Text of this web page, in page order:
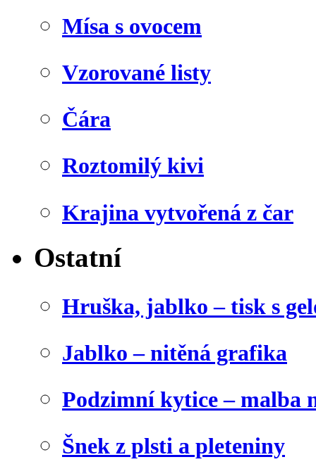
Mísa s ovocem
Vzorované listy
Čára
Roztomilý kivi
Krajina vytvořená z čar
Ostatní
Hruška, jablko – tisk s
Jablko – nitěná grafika
Podzimní kytice – malba
Šnek z plsti a pleteniny